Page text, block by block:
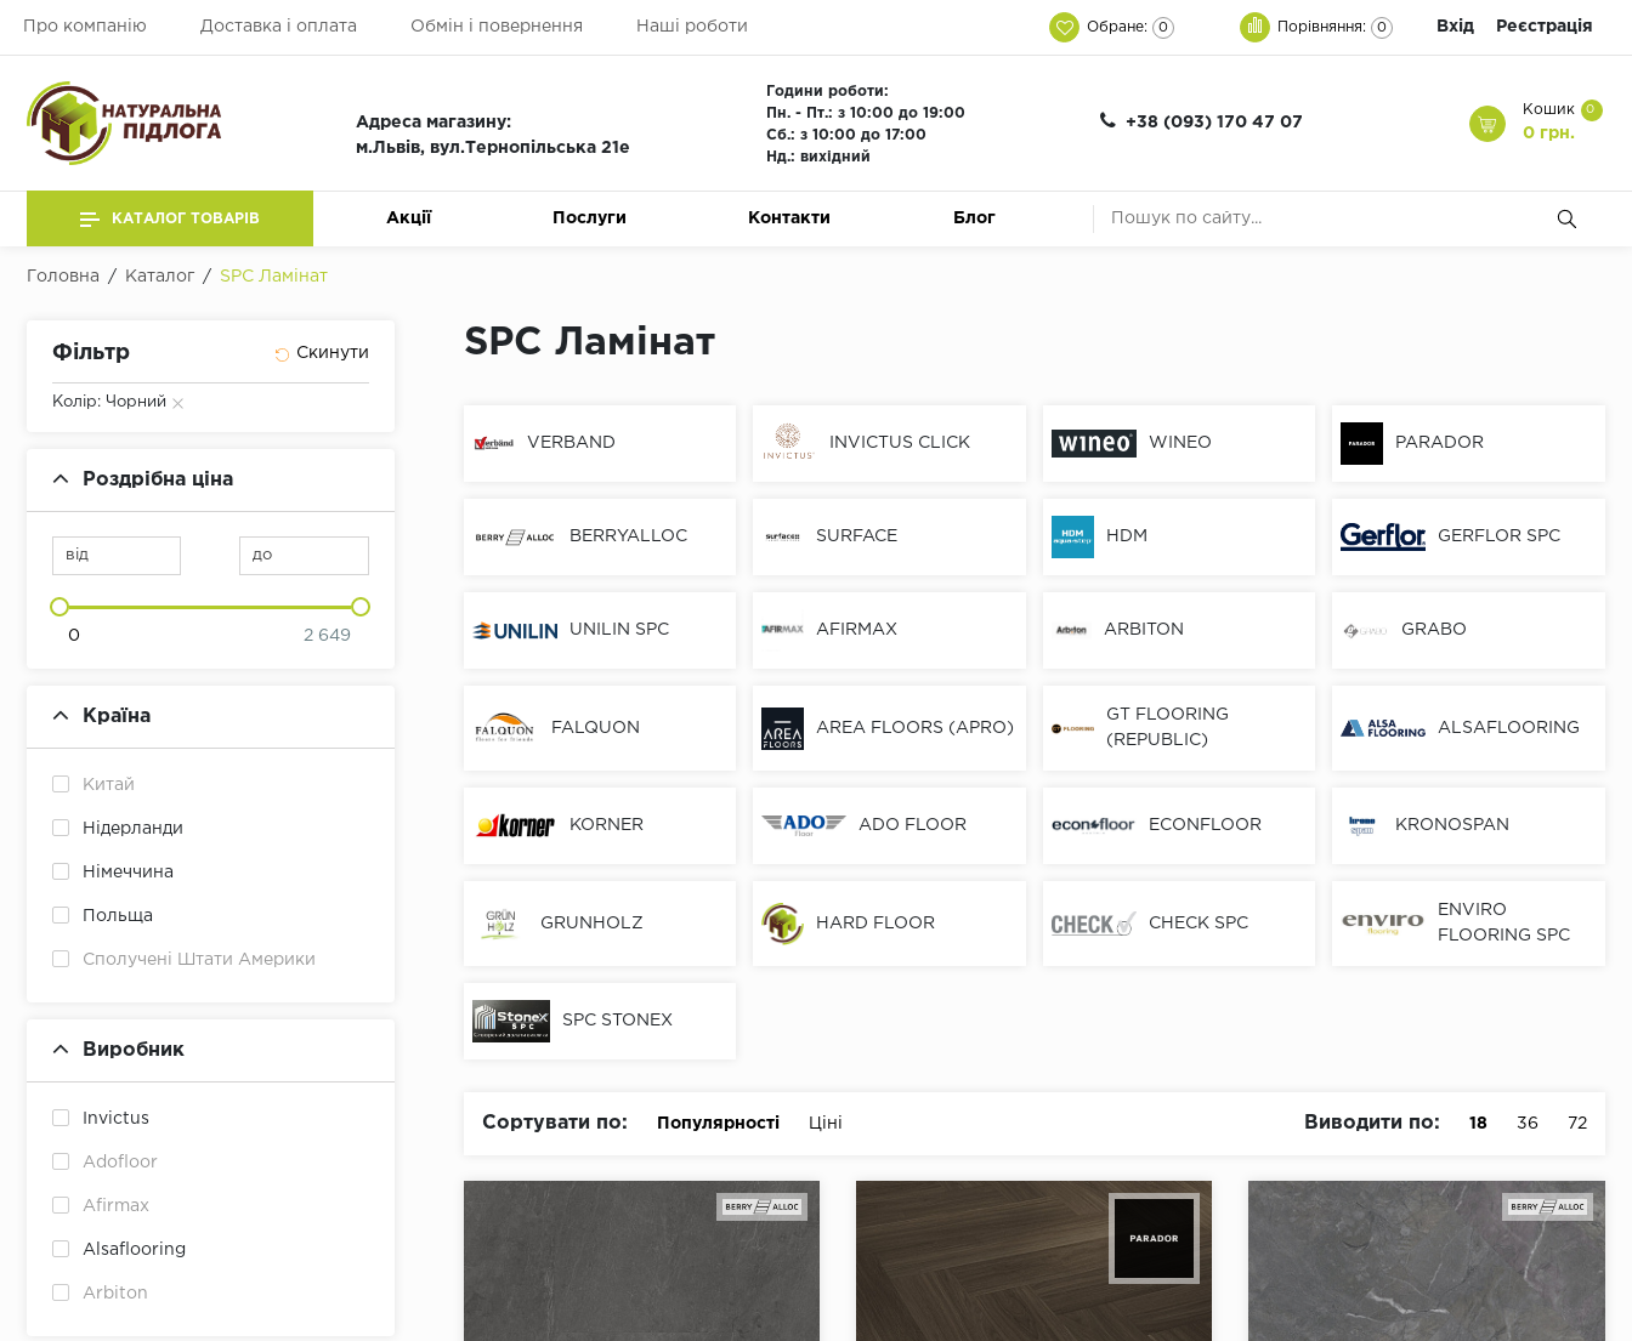
Про компанію Доставка і оплата Обмін і повернення Наші роботи Обране: 0 Порівняння: 0 Вхід Реєстрація
Адреса магазину:
м.Львів, вул.Тернопільська 21е
Години роботи:
Пн. - Пт.: з 10:00 до 19:00
Сб.: з 10:00 до 17:00
Нд.: вихідний
+38 (093) 170 47 07
Кошик 0
0 грн.
КАТАЛОГ ТОВАРІВ Акції Послуги Контакти Блог
Головна / Каталог / SPC Ламінат
Фільтр
Колір: Чорний
Роздрібна ціна
від до
0 2 649
Країна
Китай
Нідерланди
Німеччина
Польща
Сполучені Штати Америки
Угорщина
Виробник
Invictus
Adofloor
Afirmax
Alsaflooring
Arbiton
SPC Ламінат
VERBAND INVICTUS CLICK WINEO PARADOR
BERRYALLOC SURFACE HDM GERFLOR SPC
UNILIN SPC AFIRMAX ARBITON GRABO
FALQUON AREA FLOORS (APRO)
GT FLOORING
(REPUBLIC)
ALSAFLOORING
KORNER ADO FLOOR ECONFLOOR KRONOSPAN
GRUNHOLZ HARD FLOOR CHECK SPC
ENVIRO
FLOORING SPC
SPC STONEX
Сортувати по: Популярності Ціні Виводити по: 18 36 72